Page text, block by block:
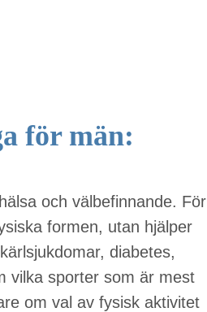
för män:
och välbefinnande. För
formen, utan hjälper
diabetes,
vilka sporter som är mest
om val av fysisk aktivitet